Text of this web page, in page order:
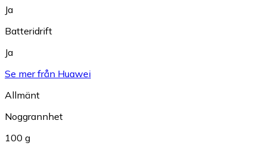
Ja
Batteridrift
Ja
Se mer från Huawei
Allmänt
Noggrannhet
100 g